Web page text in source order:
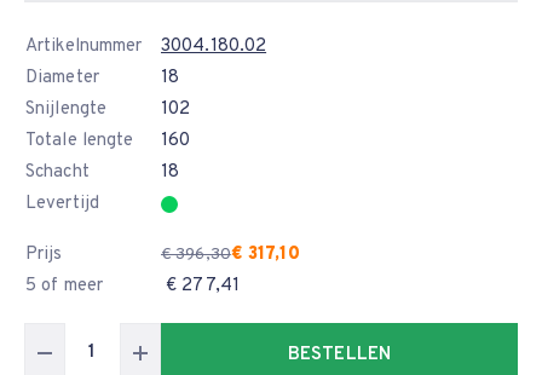
Artikelnummer
3004.180.02
Diameter
18
Snijlengte
102
Totale lengte
160
Schacht
18
Levertijd
Prijs € 396,30€ 317,10
5 of meer
€ 277,41
BESTELLEN